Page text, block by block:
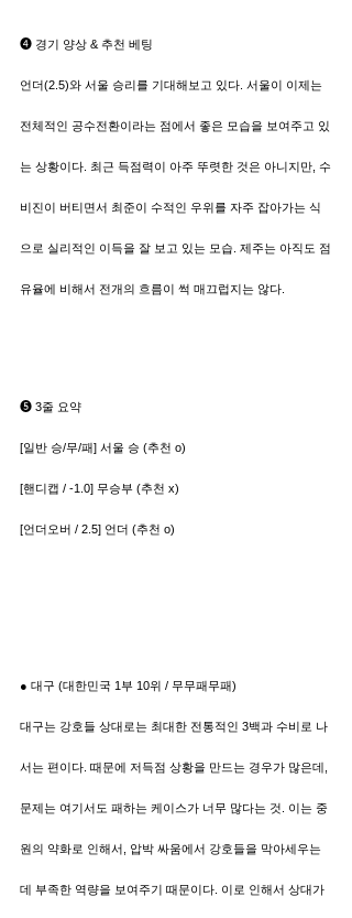
➍ 경기 양상 & 추천 베팅
언더(2.5)와 서울 승리를 기대해보고 있다. 서울이 이제는
전체적인 공수전환이라는 점에서 좋은 모습을 보여주고 있
는 상황이다. 최근 득점력이 아주 뚜렷한 것은 아니지만, 수
비진이 버티면서 최준이 수적인 우위를 자주 잡아가는 식
으로 실리적인 이득을 잘 보고 있는 모습. 제주는 아직도 점
유율에 비해서 전개의 흐름이 썩 매끄럽지는 않다.
➎ 3줄 요약
[일반 승/무/패] 서울 승 (추천 o)
[핸디캡 / -1.0] 무승부 (추천 x)
[언더오버 / 2.5] 언더 (추천 o)
● 대구 (대한민국 1부 10위 / 무무패무패)
대구는 강호들 상대로는 최대한 전통적인 3백과 수비로 나
서는 편이다. 때문에 저득점 상황을 만드는 경우가 많은데,
문제는 여기서도 패하는 케이스가 너무 많다는 것. 이는 중
원의 약화로 인해서, 압박 싸움에서 강호들을 막아세우는
데 부족한 역량을 보여주기 때문이다. 이로 인해서 상대가